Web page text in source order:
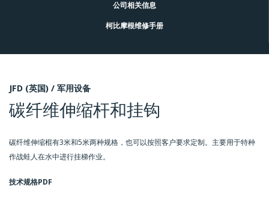
公司相关信息
柯比摩根维修手册
JFD (英国) / 军用设备
碳纤维伸缩杆和挂钩
碳纤维伸缩棍有3米和5米两种规格，也可以按照客户要求定制。主要用于特种
作战蛙人在水中进行挂梯作业。
技术规格PDF